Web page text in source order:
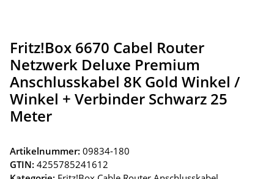
Fritz!Box 6670 Cabel Router
Netzwerk Deluxe Premium
Anschlusskabel 8K Gold Winkel /
Winkel + Verbinder Schwarz 25
Meter
Artikelnummer: 09834-180
GTIN: 4255785241612